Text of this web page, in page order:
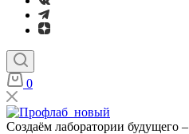
0
Создаём лаборатории будущего –